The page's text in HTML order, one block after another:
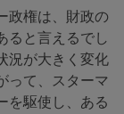
政権は、財政の
ると言えるでし
況が大きく変化
って、スターマ
を駆使し、ある